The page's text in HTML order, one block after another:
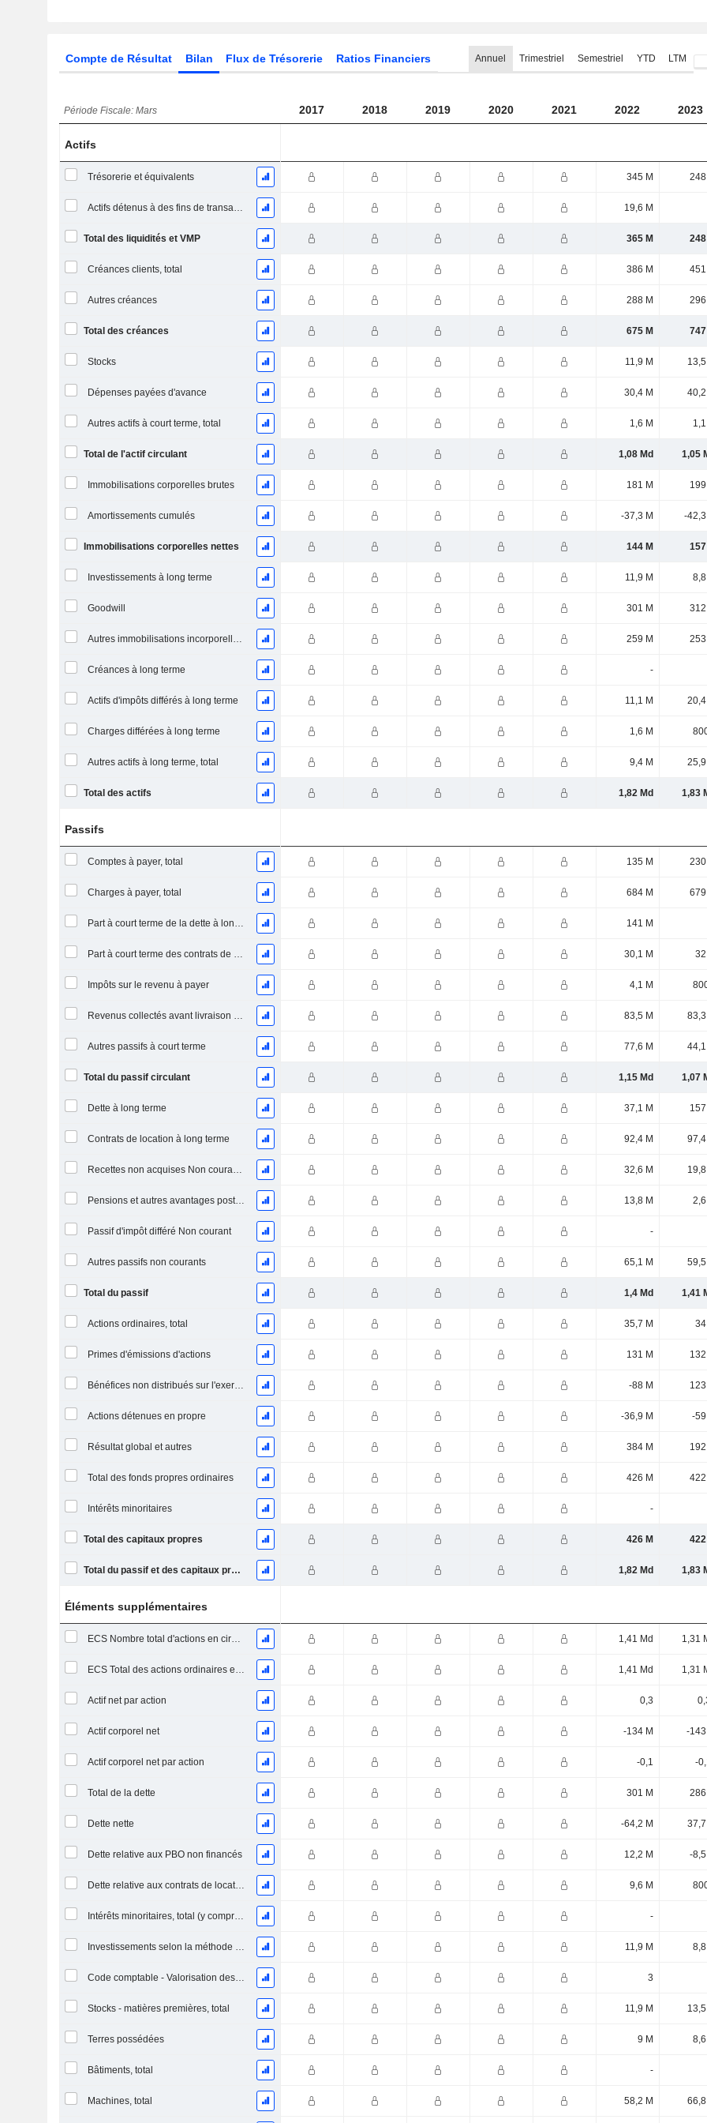
Compte de Résultat Bilan Flux de Trésorerie Ratios Financiers Annuel Trimestriel Semestriel YTD LTM
Période Fiscale: Mars 2017 2018 2019 2020 2021 2022 2023
Actifs
Trésorerie et équivalents 345 M 248
Actifs détenus à des fins de transaction Titres, totalActifs détenus à des fins de transactions (Trading), Total. 19,6 M
Total des liquidités et VMP 365 M 248
Créances clients, total 386 M 451
Autres créances 288 M 296
Total des créances 675 M 747
Stocks 11,9 M 13,5
Dépenses payées d'avance 30,4 M 40,2
Autres actifs à court terme, total 1,6 M
Total de l'actif circulant 1,08 Md 1,05
Immobilisations corporelles brutes 181 M 199
Amortissements cumulés -37,3 M -42,3
Immobilisations corporelles nettes 144 M 157
Investissements à long terme 11,9 M 8,8
Goodwill 301 M 312
Autres immobilisations incorporelles, total 259 M 253
Créances à long terme -
Actifs d'impôts différés à long terme 11,1 M 20,4
Charges différées à long terme 1,6 M
Autres actifs à long terme, total 9,4 M 25,9
Total des actifs 1,82 Md 1,83
Passifs
Comptes à payer, total 135 M 230
Charges à payer, total 684 M 679
Part à court terme de la dette à long terme 141 M
Part à court terme des contrats de location 30,1 M 32
Impôts sur le revenu à payer 4,1 M
Revenus collectés avant livraison du produit/service 83,5 M 83,3
Autres passifs à court terme 77,6 M 44,1
Total du passif circulant 1,15 Md 1,07
Dette à long terme 37,1 M 157
Contrats de location à long terme 92,4 M 97,4
Recettes non acquises Non courantes 32,6 M 19,8
Pensions et autres avantages postérieurs à l'emploi 13,8 M 2,6
Passif d'impôt différé Non courant -
Autres passifs non courants 65,1 M 59,5
Total du passif 1,4 Md 1,41
Actions ordinaires, total 35,7 M 34
Primes d'émissions d'actions 131 M 132
Bénéfices non distribués sur l'exercice -88 M 123
Actions détenues en propre -36,9 M -59
Résultat global et autres 384 M 192
Total des fonds propres ordinaires 426 M 422
Intérêts minoritaires -
Total des capitaux propres 426 M 422
Total du passif et des capitaux propres 1,82 Md 1,83
Éléments supplémentaires
ECS Nombre total d'actions en circulation à la date de dépôt 1,41 Md 1,31
ECS Total des actions ordinaires en circulation 1,41 Md 1,31
Actif net par action 0,3
Actif corporel net -134 M -143
Actif corporel net par action -0,1 -
Total de la dette 301 M 286
Dette nette -64,2 M 37,7
Dette relative aux PBO non financés 12,2 M -8,5
Dette relative aux contrats de location 9,6 M
Intérêts minoritaires, total (y compris la division financière) -
Investissements selon la méthode de la mise en équivalence, total 11,9 M 8,8
Code comptable - Valorisation des stocks 3
Stocks - matières premières, total 11,9 M 13,5
Terres possédées 9 M 8,6
Bâtiments, total -
Machines, total 58,2 M 66,8